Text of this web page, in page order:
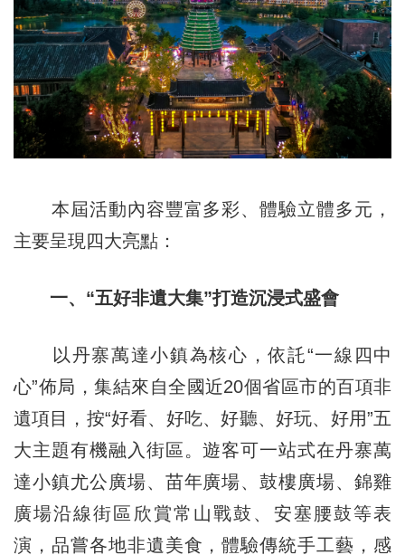
本屆活動內容豐富多彩、體驗立體多元，
主要呈現四大亮點：
一、“五好非遺大集”打造沉浸式盛會
以丹寨萬達小鎮為核心，依託“一線四中
心”佈局，集結來自全國近20個省區市的百項非
遺項目，按“好看、好吃、好聽、好玩、好用”五
大主題有機融入街區。遊客可一站式在丹寨萬
達小鎮尤公廣場、苗年廣場、鼓樓廣場、錦雞
廣場沿線街區欣賞常山戰鼓、安塞腰鼓等表
演，品嘗各地非遺美食，體驗傳統手工藝，感